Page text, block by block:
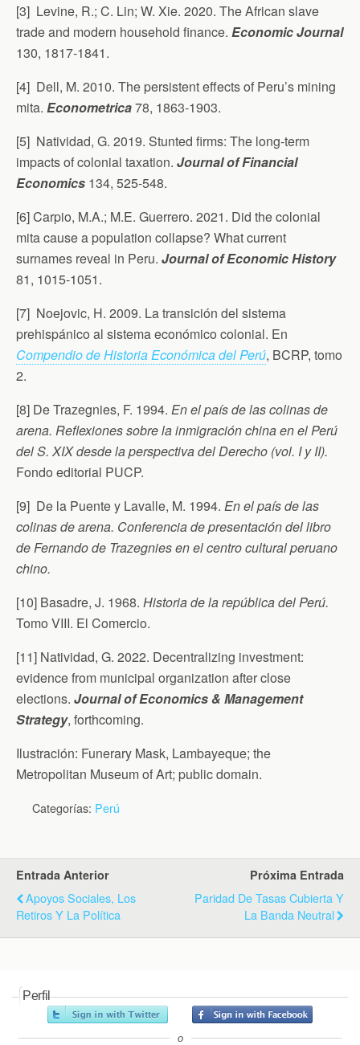
[3] Levine, R.; C. Lin; W. Xie. 2020. The African slave
trade and modern household finance. Economic Journal
130, 1817-1841.
[4] Dell, M. 2010. The persistent effects of Peru’s mining
mita. Econometrica78, 1863-1903.
[5] Natividad, G. 2019. Stunted firms: The long-term
impacts of colonial taxation. Journal of Financial
Economics 134, 525-548.
[6] Carpio, M.A.; M.E. Guerrero. 2021. Did the colonial
mita cause a population collapse? What current
surnames reveal in Peru. Journal of Economic History
81, 1015-1051.
[7] Noejovic, H. 2009. La transición del sistema
prehispánico al sistema económico colonial. En
Compendio de Historia Económica del Perú, BCRP, tomo
2.
[8] De Trazegnies, F. 1994. En el país de las colinas de
arena. Reflexiones sobre la inmigración china en el Perú
del S. XIX desde la perspectiva del Derecho (vol. I y II).
Fondo editorial PUCP.
[9] De la Puente y Lavalle, M. 1994. En el país de las
colinas de arena. Conferencia de presentación del libro
de Fernando de Trazegnies en el centro cultural peruano
chino.
[10] Basadre, J. 1968. Historia de la república del Perú.
Tomo VIII. El Comercio.
[11] Natividad, G. 2022. Decentralizing investment:
evidence from municipal organization after close
elections. Journal of Economics & Management
Strategy, forthcoming.
Ilustración: Funerary Mask, Lambayeque; the
Metropolitan Museum of Art; public domain.
Categorías: Perú
Entrada Anterior
Apoyos Sociales, Los
Retiros Y La Política
Próxima Entrada
Paridad De Tasas Cubierta Y
La Banda Neutral
Perfil
o